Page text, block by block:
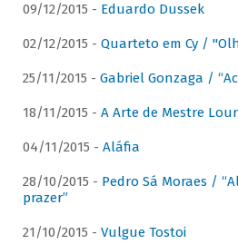
09/12/2015 - Eduardo Dussek
02/12/2015 - Quarteto em Cy /
25/11/2015 - Gabriel Gonzaga /
18/11/2015 - A Arte de Mestre
04/11/2015 - Aláfia
28/10/2015 - Pedro Sá Moraes /
prazer”
21/10/2015 - Vulgue Tostoi